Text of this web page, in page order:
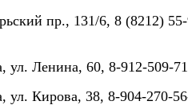
пр., 131/6, 8 (8212)
ул. Ленина, 60, 8-912-509-
ул. Кирова, 38, 8-904-270-